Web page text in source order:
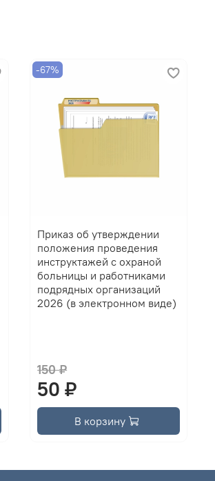
-67%
Приказ об утверждении
положения проведения
инструктажей с охраной
больницы и работниками
подрядных организаций
2026 (в электронном виде)
150 ₽
50 ₽
В корзину